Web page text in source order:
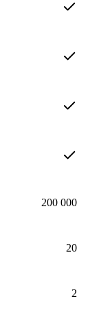
200 000
20
2